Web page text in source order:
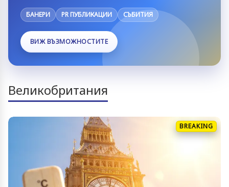
БАНЕРИ PR ПУБЛИКАЦИИ СЪБИТИЯ
ВИЖ ВЪЗМОЖНОСТИТЕ
Великобритания
BREAKING